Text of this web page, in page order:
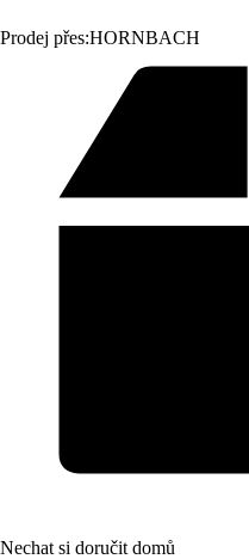
Prodej přes:HORNBACH
Nechat si doručit domů